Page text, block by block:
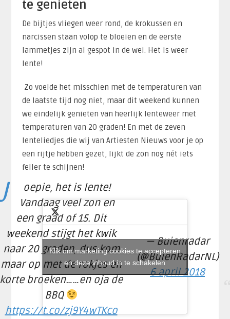
te genieten
De bijtjes vliegen weer rond, de krokussen en
narcissen staan volop te bloeien en de eerste
lammetjes zijn al gespot in de wei. Het is weer
lente!
Zo voelde het misschien met de temperaturen van
de laatste tijd nog niet, maar dit weekend kunnen
we eindelijk genieten van heerlijk lenteweer met
temperaturen van 20 graden! En met de zeven
lenteliedjes die wij van Artiesten Nieuws voor je op
een rijtje hebben gezet, lijkt de zon nog nét iets
feller te schijnen!
oepie, het is lente!
Vandaag veel zon en
een graad of 15. Dit
weekend stijgt het kwik
naar 20 graden, dus kom
maar op met de rokjes en
korte broeken……en oja de
BBQ
https://t.co/zj9Y4wTKco
— Buienradar
(@BuienRadarNL)
6 april 2018
Klik om marketing cookies te accepteren
en deze inhoud in te schakelen